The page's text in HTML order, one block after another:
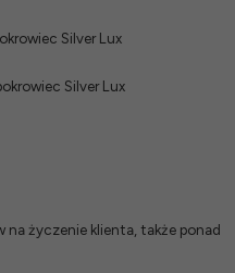
SilverLux
SilverLux
na życzenie klienta, także ponad